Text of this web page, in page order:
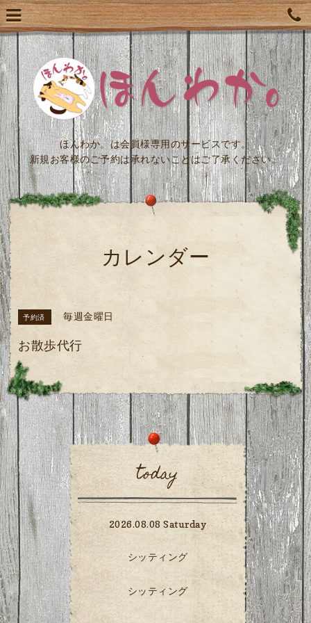
ほんわか。は会員様専用のサービスです。
新規お客様のご予約は承れないことはご了承ください。
カレンダー
予約済 毎週金曜日
お散歩代行
today
2026.08.08 Saturday
シッティング
シッティング